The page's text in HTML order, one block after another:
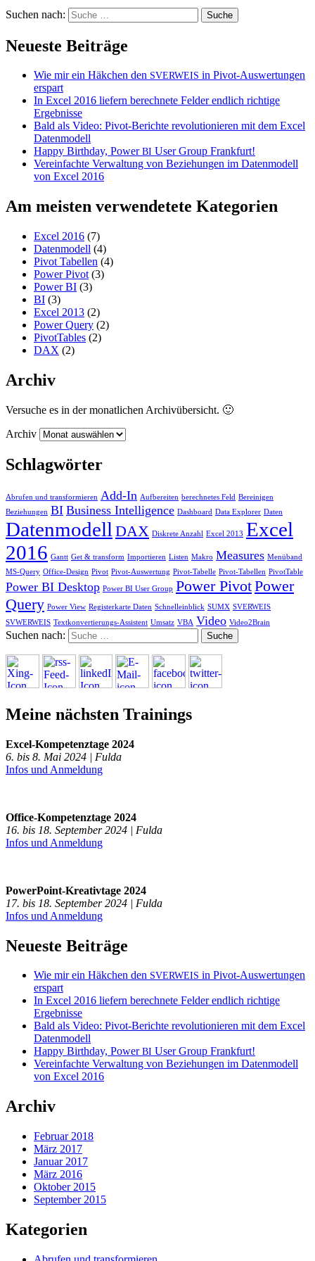
Suchen nach:
Neueste Beiträge
Wie mir ein Häkchen den SVERWEIS in Pivot-Auswertungen
erspart
In Excel 2016 liefern berechnete Felder endlich richtige
Ergebnisse
Bald als Video: Pivot-Berichte revolutionieren mit dem Excel
Datenmodell
Happy Birthday, PowerBI User Group Frankfurt!
Vereinfachte Verwaltung von Beziehungen im Datenmodell
von Excel 2016
Am meisten verwendetete Kategorien
Excel 2016 (7)
Datenmodell (4)
Pivot Tabellen (4)
Power Pivot (3)
Power BI (3)
BI (3)
Excel 2013 (2)
Power Query (2)
PivotTables (2)
DAX (2)
Archiv
Versuche es in der monatlichen Archivübersicht. 🙂
Archiv
Schlagwörter
Abrufen und transformieren Add-In Aufbereiten berechnetes Feld Bereinigen
Beziehungen BI Business Intelligence Dashboard Data Explorer Daten
Datenmodell DAX Diskrete Anzahl Excel 2013 Excel
2016 Gantt Get & transform Importieren Listen Makro Measures Menüband
MS-Query Office-Design Pivot Pivot-Auswertung Pivot-Tabelle Pivot-Tabellen PivotTable
Power BI Desktop Power BI User Group Power PivotPower
Query Power View Registerkarte Daten Schnelleinblick SUMX SVERWEIS
SVWERWEIS Textkonvertierungs-Assistent Umsatz VBA Video Video2Brain
Suchen nach:
Meine nächsten Trainings
Excel-Kompetenztage 2024
6. bis 8. Mai 2024 | Fulda
Infos und Anmeldung
Office-Kompetenztage 2024
16. bis 18. September 2024 | Fulda
Infos und Anmeldung
PowerPoint-Kreativtage 2024
17. bis 18. September 2024 | Fulda
Infos und Anmeldung
Neueste Beiträge
Wie mir ein Häkchen den SVERWEIS in Pivot-Auswertungen
erspart
In Excel 2016 liefern berechnete Felder endlich richtige
Ergebnisse
Bald als Video: Pivot-Berichte revolutionieren mit dem Excel
Datenmodell
Happy Birthday, PowerBI User Group Frankfurt!
Vereinfachte Verwaltung von Beziehungen im Datenmodell
von Excel 2016
Archiv
Februar 2018
März 2017
Januar 2017
März 2016
Oktober 2015
September 2015
Kategorien